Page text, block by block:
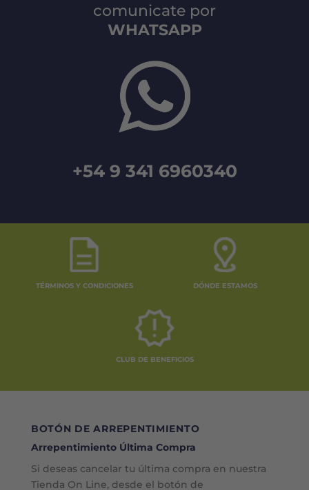
comunicate por
WHATSAPP
+54 9 341 6960340
TÉRMINOS Y CONDICIONES DÓNDE ESTAMOS
CLUB DE BENEFICIOS
BOTÓN DE ARREPENTIMIENTO
Arrepentimiento Última Compra
Si deseas cancelar tu última compra en nuestra
Tienda On Line, desde el botón de